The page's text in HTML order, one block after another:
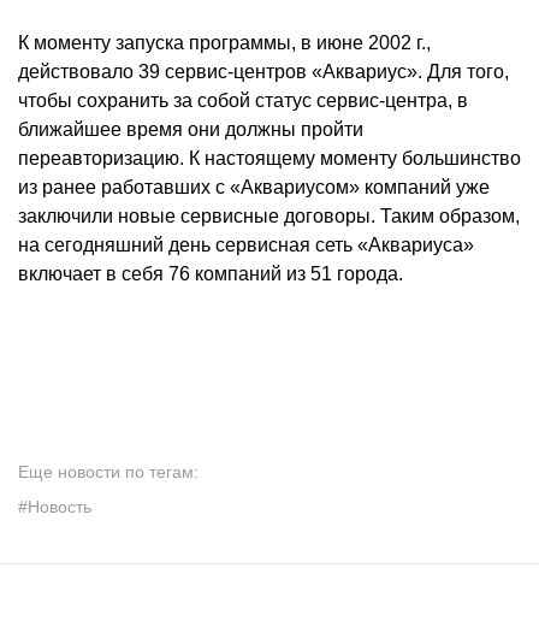
К моменту запуска программы, в июне 2002 г.,
действовало 39 сервис-центров «Аквариус». Для того,
чтобы сохранить за собой статус сервис-центра, в
ближайшее время они должны пройти
переавторизацию. К настоящему моменту большинство
из ранее работавших с «Аквариусом» компаний уже
заключили новые сервисные договоры. Таким образом,
на сегодняшний день сервисная сеть «Аквариуса»
включает в себя 76 компаний из 51 города.
Еще новости по тегам:
#Новость